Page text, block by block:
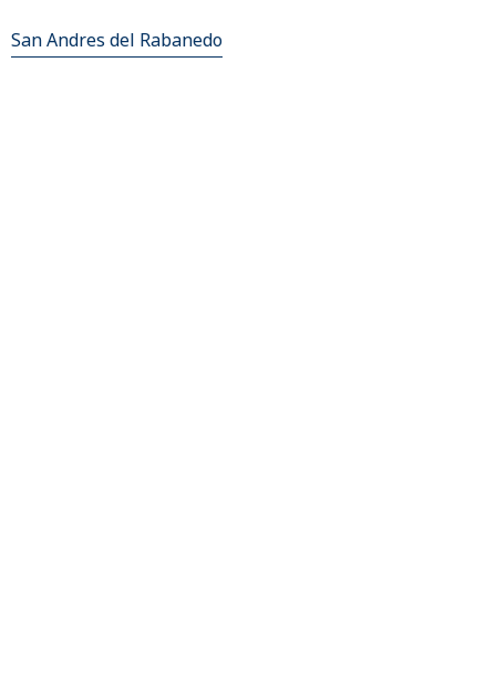
San Andres del Rabanedo